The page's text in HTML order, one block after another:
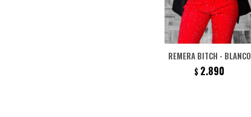
REMERA BITCH - BLANCO
$ 2.890